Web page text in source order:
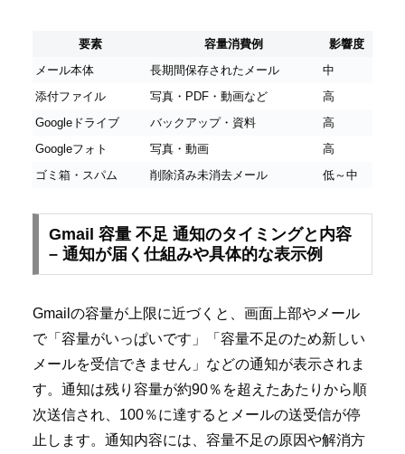
要素 容量消費例
影響度
メール本体
長期間保存されたメール
中
添付ファイル
写真・PDF・動画など
高
Googleドライブ
バックアップ・資料
高
Googleフォト
写真・動画
高
ゴミ箱・スパム
削除済み未消去メール 低～中
Gmail 容量 不足 通知のタイミングと内容
– 通知が届く仕組みや具体的な表示例
Gmailの容量が上限に近づくと、画面上部やメール
で「容量がいっぱいです」「容量不足のため新しい
メールを受信できません」などの通知が表示されま
す。通知は残り容量が約90％を超えたあたりから順
次送信され、100％に達するとメールの送受信が停
止します。通知内容には、容量不足の原因や解消方